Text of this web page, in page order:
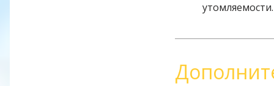
утомляемости.